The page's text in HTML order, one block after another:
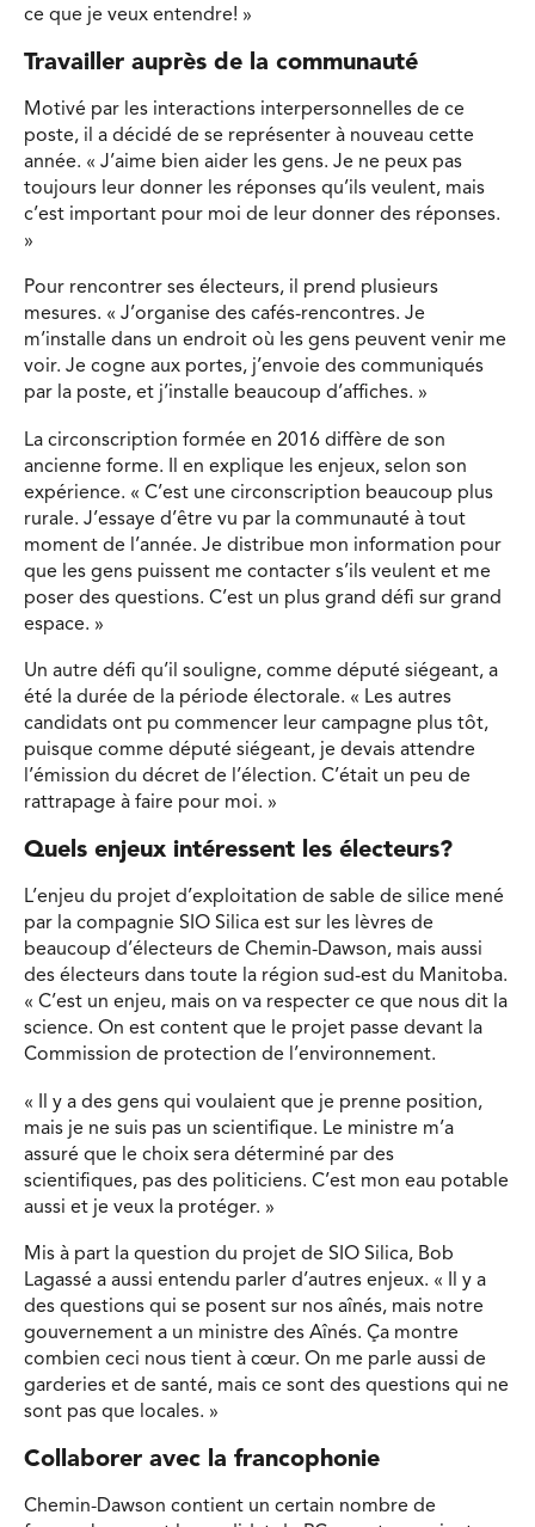
ce que je veux entendre! »
Travailler auprès de la communauté
Motivé par les interactions interpersonnelles de ce
poste, il a décidé de se représenter à nouveau cette
année. « J’aime bien aider les gens. Je ne peux pas
toujours leur donner les réponses qu’ils veulent, mais
c’est important pour moi de leur donner des réponses.
»
Pour rencontrer ses électeurs, il prend plusieurs
mesures. « J’organise des cafés-rencontres. Je
m’installe dans un endroit où les gens peuvent venir me
voir. Je cogne aux portes, j’envoie des communiqués
par la poste, et j’installe beaucoup d’affiches. »
La circonscription formée en 2016 diffère de son
ancienne forme. Il en explique les enjeux, selon son
expérience. « C’est une circonscription beaucoup plus
rurale. J’essaye d’être vu par la communauté à tout
moment de l’année. Je distribue mon information pour
que les gens puissent me contacter s’ils veulent et me
poser des questions. C’est un plus grand défi sur grand
espace. »
Un autre défi qu’il souligne, comme député siégeant, a
été la durée de la période électorale. « Les autres
candidats ont pu commencer leur campagne plus tôt,
puisque comme député siégeant, je devais attendre
l’émission du décret de l’élection. C’était un peu de
rattrapage à faire pour moi. »
Quels enjeux intéressent les électeurs?
L’enjeu du projet d’exploitation de sable de silice mené
par la compagnie SIO Silica est sur les lèvres de
beaucoup d’électeurs de Chemin-Dawson, mais aussi
des électeurs dans toute la région sud-est du Manitoba.
« C’est un enjeu, mais on va respecter ce que nous dit la
science. On est content que le projet passe devant la
Commission de protection de l’environnement.
« Il y a des gens qui voulaient que je prenne position,
mais je ne suis pas un scientifique. Le ministre m’a
assuré que le choix sera déterminé par des
scientifiques, pas des politiciens. C’est mon eau potable
aussi et je veux la protéger. »
Mis à part la question du projet de SIO Silica, Bob
Lagassé a aussi entendu parler d’autres enjeux. « Il y a
des questions qui se posent sur nos aînés, mais notre
gouvernement a un ministre des Aînés. Ça montre
combien ceci nous tient à cœur. On me parle aussi de
garderies et de santé, mais ce sont des questions qui ne
sont pas que locales. »
Collaborer avec la francophonie
Chemin-Dawson contient un certain nombre de